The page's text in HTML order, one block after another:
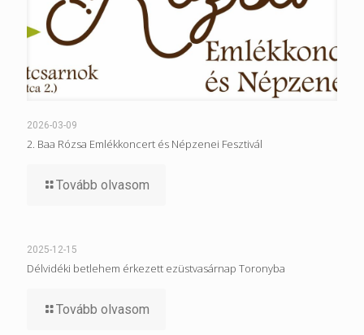
2026-03-09
2. Baa Rózsa Emlékkoncert és Népzenei Fesztivál
Tovább olvasom
2025-12-15
Délvidéki betlehem érkezett ezüstvasárnap Toronyba
Tovább olvasom